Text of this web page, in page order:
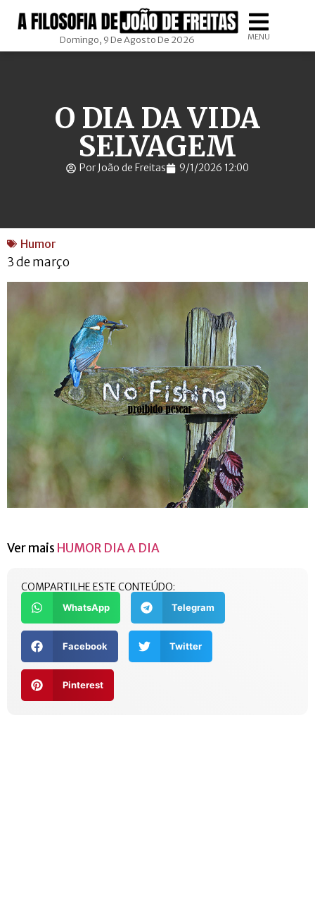
Domingo, 9 De Agosto De 2026 MENU
O DIA DA VIDA
SELVAGEM
Por João de Freitas 9/1/2026 12:00
Humor
3 de março
Ver mais HUMOR DIA A DIA
COMPARTILHE ESTE CONTEÚDO:
WhatsApp Telegram
Facebook Twitter
Pinterest